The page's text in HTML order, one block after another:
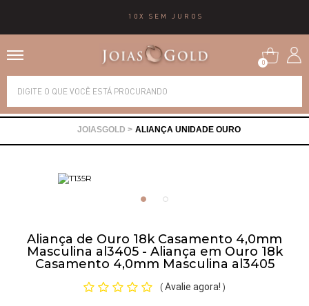
10X SEM JUROS
0
ALIANÇA UNIDADE OURO
Aliança de Ouro 18k Casamento 4,0mm
Masculina al3405 - Aliança em Ouro 18k
Casamento 4,0mm Masculina al3405
( Avalie agora! )
Alianças
Brincos
Gargantilhas